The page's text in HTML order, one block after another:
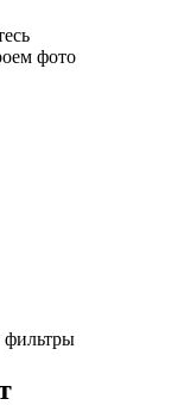
фото
фильтры